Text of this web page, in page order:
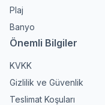
Plaj
Banyo
Önemli Bilgiler
KVKK
Gizlilik ve Güvenlik
Teslimat Koşuları